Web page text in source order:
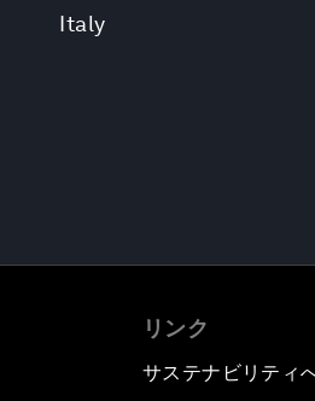
Italy
リンク
サステナビリティ